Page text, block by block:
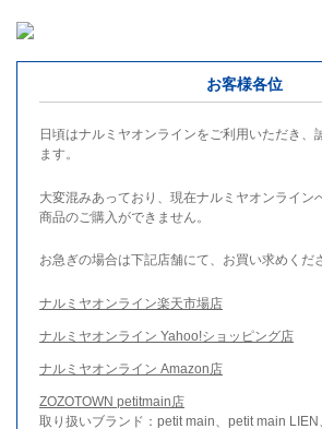
お客様各位
日頃はナルミヤオンラインをご利用いただき、
ます。
大変混みあっており、現在ナルミヤオンライン
商品のご購入ができません。
お急ぎの場合は下記店舗にて、お買い求めくだ
ナルミヤオンライン楽天市場店
ナルミヤオンライン Yahoo!ショッピング店
ナルミヤオンライン Amazon店
ZOZOTOWN petitmain店
取り扱いブランド：petit main、petit main LIEN